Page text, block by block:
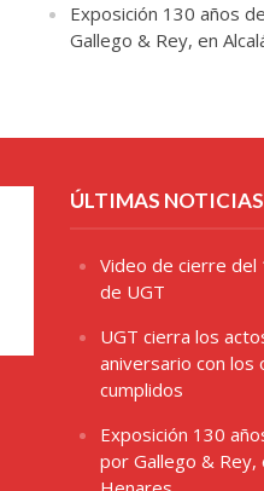
Exposición 130 años
Gallego & Rey, en
ÚLTIMAS NOTICIAS
Video de cierre del
de UGT
UGT cierra los
aniversario con los
cumplidos
Exposición 130
por Gallego & Rey,